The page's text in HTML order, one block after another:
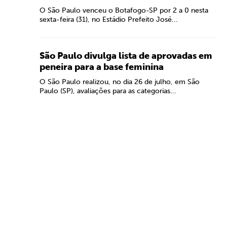
O São Paulo venceu o Botafogo-SP por 2 a 0 nesta
sexta-feira (31), no Estádio Prefeito José...
São Paulo divulga lista de aprovadas em
peneira para a base feminina
O São Paulo realizou, no dia 26 de julho, em São
Paulo (SP), avaliações para as categorias...